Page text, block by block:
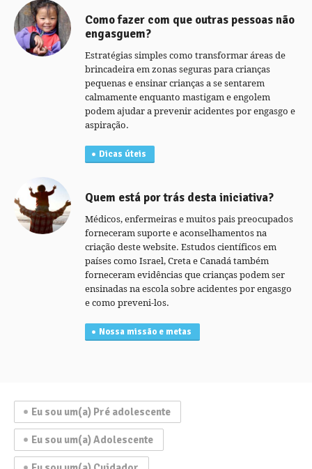
Como fazer com que outras pessoas não
engasguem?
Estratégias simples como transformar áreas de
brincadeira em zonas seguras para crianças
pequenas e ensinar crianças a se sentarem
calmamente enquanto mastigam e engolem
podem ajudar a prevenir acidentes por engasgo e
aspiração.
Dicas úteis
Quem está por trás desta iniciativa?
Médicos, enfermeiras e muitos pais preocupados
forneceram suporte e aconselhamentos na
criação deste website. Estudos científicos em
países como Israel, Creta e Canadá também
forneceram evidências que crianças podem ser
ensinadas na escola sobre acidentes por engasgo
e como preveni-los.
Nossa missão e metas
Eu sou um(a) Pré adolescente
Eu sou um(a) Adolescente